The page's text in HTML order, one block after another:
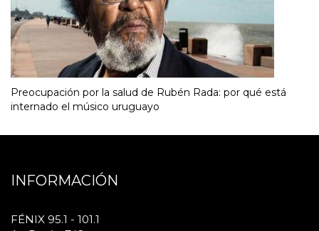
Preocupación por la salud de Rubén Rada: por qué está
internado el músico uruguayo
INFORMACIÓN
FÉNIX 95.1 - 101.1